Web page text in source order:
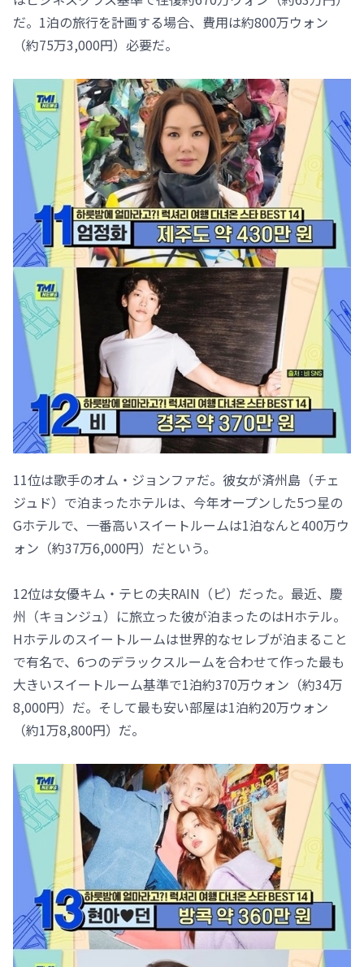
だ。1泊の旅行を計画する場合、費用は約800万ウォン
（約75万3,000円）必要だ。
11位は歌手のオム・ジョンファだ。彼女が済州島（チェ
ジュド）で泊まったホテルは、今年オープンした5つ星の
Gホテルで、一番高いスイートルームは1泊なんと400万ウ
ォン（約37万6,000円）だという。
12位は女優キム・テヒの夫RAIN（ピ）だった。最近、慶
州（キョンジュ）に旅立った彼が泊まったのはHホテル。
Hホテルのスイートルームは世界的なセレブが泊まること
で有名で、6つのデラックスルームを合わせて作った最も
大きいスイートルーム基準で1泊約370万ウォン（約34万
8,000円）だ。そして最も安い部屋は1泊約20万ウォン
（約1万8,800円）だ。